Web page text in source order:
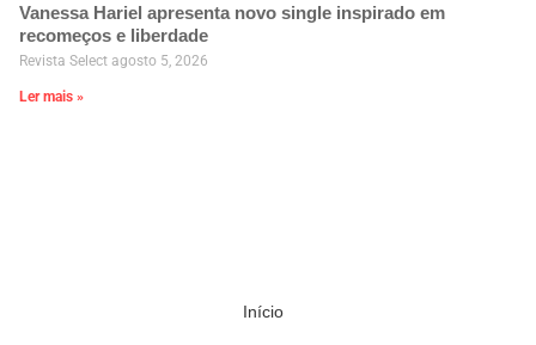
Vanessa Hariel apresenta novo single inspirado em
recomeços e liberdade
Revista Select agosto 5, 2026
Ler mais »
Início